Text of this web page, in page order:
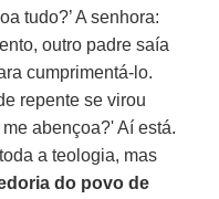
tudo?’ A senhora:
outro padre saía
cumprimentá-lo.
repente se virou
abençoa?' Aí está.
a teologia, mas
do povo de